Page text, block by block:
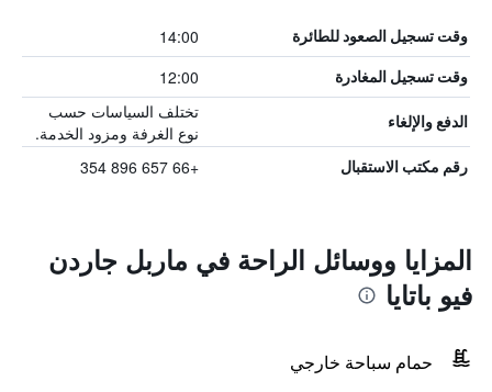
وقت تسجيل الصعود للطائرة 14:00
وقت تسجيل المغادرة 12:00
الدفع والإلغاء
تختلف السياسات حسب
نوع الغرفة ومزود الخدمة.
رقم مكتب الاستقبال +66 657 896 354
المزايا ووسائل الراحة في ماربل جاردن
فيو باتايا
حمام سباحة خارجي